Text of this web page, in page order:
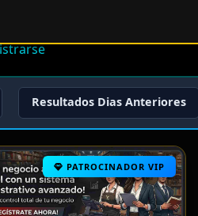
Resultados Dias Anteriores
PATROCINADOR VIP